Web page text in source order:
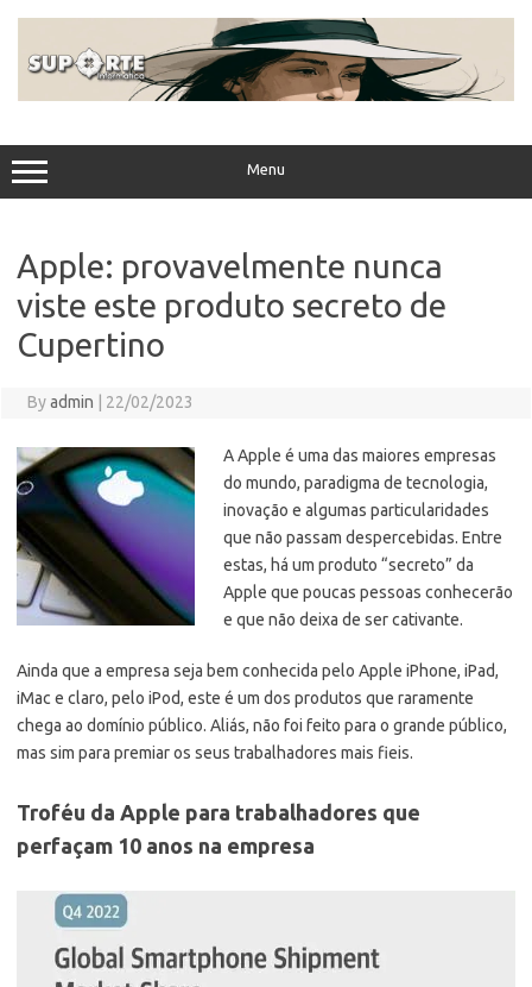
Menu
Apple: provavelmente nunca
viste este produto secreto de
Cupertino
Byadmin 22/02/2023
A Apple é uma das maiores empresas
do mundo, paradigma de tecnologia,
inovação e algumas particularidades
que não passam despercebidas. Entre
estas, há um produto “secreto” da
Apple que poucas pessoas conhecerão
e que não deixa de ser cativante.
Ainda que a empresa seja bem conhecida pelo Apple iPhone, iPad,
iMac e claro, pelo iPod, este é um dos produtos que raramente
chega ao domínio público. Aliás, não foi feito para o grande público,
mas sim para premiar os seus trabalhadores mais fieis.
Troféu da Apple para trabalhadores que
perfaçam 10 anos na empresa